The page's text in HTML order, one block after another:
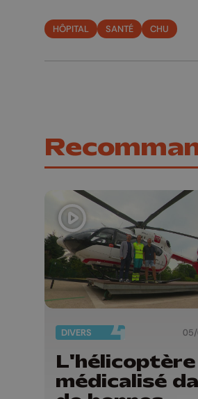
HÔPITAL SANTÉ CHU
DIVERS
L'hélicoptère
médicalisé